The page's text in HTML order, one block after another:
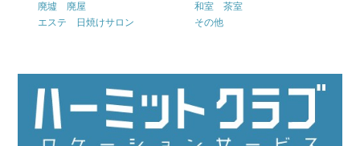
廃墟 廃屋
和室 茶室
エステ 日焼けサロン
その他